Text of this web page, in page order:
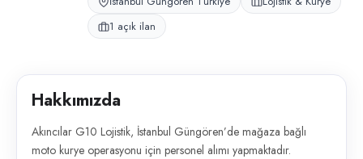
1 açık ilan
Hakkımızda
Akıncılar G10 Lojistik, İstanbul Güngören’de mağaza bağlı
moto kurye operasyonu için personel alımı yapmaktadır.